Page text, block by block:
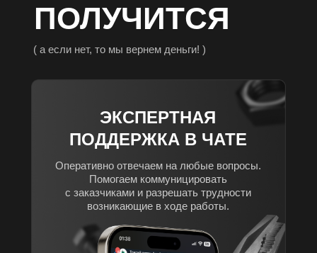
ПОЛУЧИТСЯ
ЭКСПЕРТНАЯ
ПОДДЕРЖКА В ЧАТЕ
Оперативно отвечаем на любые вопросы.
Помогаем коммуницировать
с заказчиками и разрешать трудности
возникающие в ходе работы.
( а если нет, то мы вернем деньги! )